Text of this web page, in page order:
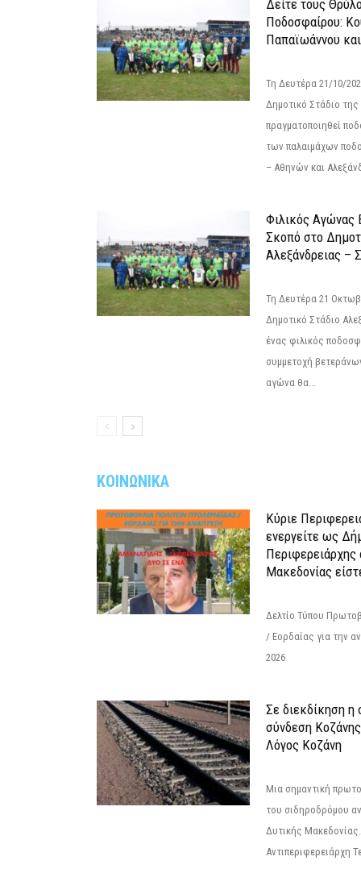
Δείτε τους
Ποδοσφαίρου:
Παπαϊωάννου
Τη Δευτέρα 21/10/
Δημοτικό Στάδιο
πραγματοποιηθεί
των παλαιμάχων
– Αθηνών και
Φιλικός Αγώνας
Σκοπό στο
Αλεξάνδρειας –
Τη Δευτέρα 21
Δημοτικό Στάδιο
ένας φιλικός
συμμετοχή
αγώνα θα...
ΚΟΙΝΩΝΙΚΑ
Κύριε
ενεργείτε ως
Περιφερειάρχης
Μακεδονίας
Δελτίο Τύπου
/ Εορδαίας για την
2026
Σε διεκδίκηση η
σύνδεση
Λόγος Κοζάνη
Μια σημαντική
του σιδηροδρόμου
Δυτικής
Αντιπεριφερειάρχη